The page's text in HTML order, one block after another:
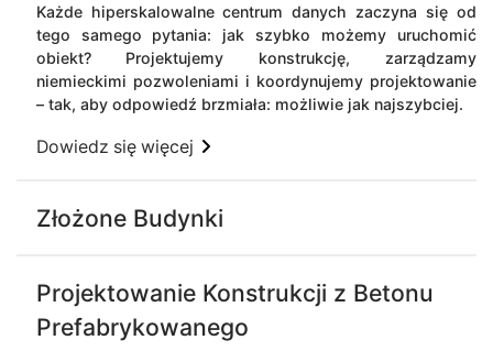
Każde hiperskalowalne centrum danych zaczyna się od
tego samego pytania: jak szybko możemy uruchomić
obiekt? Projektujemy konstrukcję, zarządzamy
niemieckimi pozwoleniami i koordynujemy projektowanie
– tak, aby odpowiedź brzmiała: możliwie jak najszybciej.
Dowiedz się więcej
Złożone Budynki
Projektowanie Konstrukcji z Betonu
Prefabrykowanego